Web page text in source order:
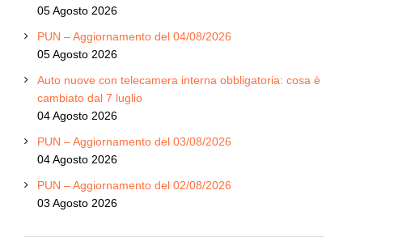
05 Agosto 2026
PUN – Aggiornamento del 04/08/2026
05 Agosto 2026
Auto nuove con telecamera interna obbligatoria: cosa è
cambiato dal 7 luglio
04 Agosto 2026
PUN – Aggiornamento del 03/08/2026
04 Agosto 2026
PUN – Aggiornamento del 02/08/2026
03 Agosto 2026